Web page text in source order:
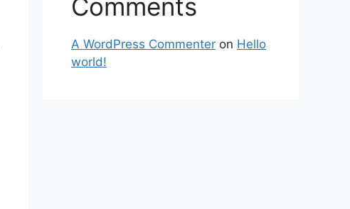
Comments
A WordPress Commenter on Hello
world!